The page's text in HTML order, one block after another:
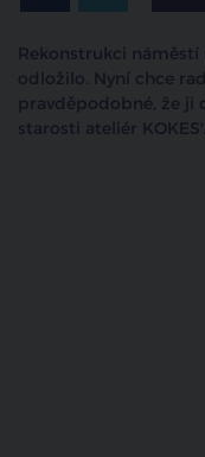
Rekonstrukci
odložilo. Nyní chce
pravděpodobné, že ji
starosti ateliér